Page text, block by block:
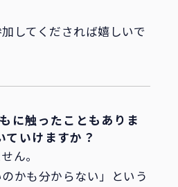
してくだされば嬉しいで
に触ったこともありま
ていけますか？
ん。
のかも分からない」という